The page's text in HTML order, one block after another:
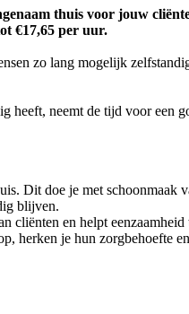
thuis voor jouw
€17,65 per uur.
zo lang mogelijk
heeft, neemt de tijd voor
Dit doe je met schoonmaak
blijven.
cliënten en helpt
herken je hun zorgbehoefte